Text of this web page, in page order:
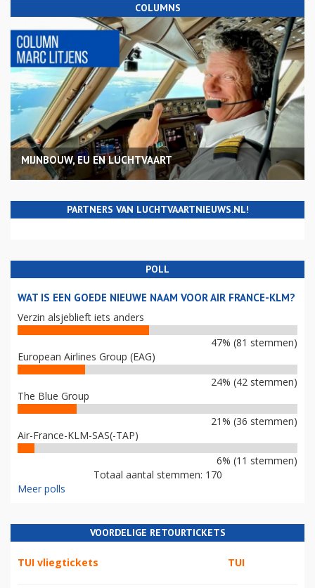
COLUMNS
MIJNBOUW, EU EN LUCHTVAART
PARTNERS VAN LUCHTVAARTNIEUWS.NL!
POLL
WAT IS EEN GOEDE NIEUWE NAAM VOOR AIR FRANCE-KLM?
Verzin alsjeblieft iets anders
47% (81 stemmen)
European Airlines Group (EAG)
24% (42 stemmen)
The Blue Group
21% (36 stemmen)
Air-France-KLM-SAS(-TAP)
6% (11 stemmen)
Totaal aantal stemmen: 170
Meer polls
VOORDELIGE RETOURTICKETS
TUI vliegtickets TUI